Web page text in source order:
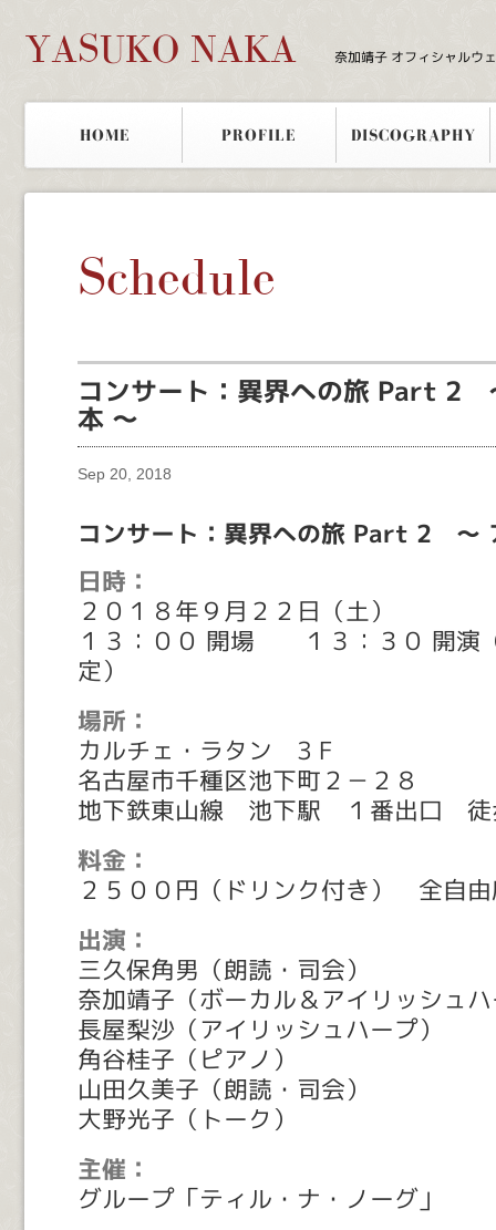
YASUKO NAKA 奈加靖子 オフィシャルウ
HOME PROFILE DISCOGRAPHY
Schedule
コンサート：異界への旅 Part 2
本 ～
Sep 20, 2018
コンサート：異界への旅 Part 2 ～
日時：
２０１８年９月２２日（土）
１３：００ 開場 １３：３０ 開演
定）
場所：
カルチェ・ラタン 3 F
名古屋市千種区池下町２－２８
地下鉄東山線 池下駅 １番出口 徒
料金：
２５００円（ドリンク付き） 全自
出演：
三久保角男（朗読・司会）
奈加靖子（ボーカル＆アイリッシュ
長屋梨沙（アイリッシュハープ）
角谷桂子（ピアノ）
山田久美子（朗読・司会）
大野光子（トーク）
主催：
グループ「ティル・ナ・ノーグ」